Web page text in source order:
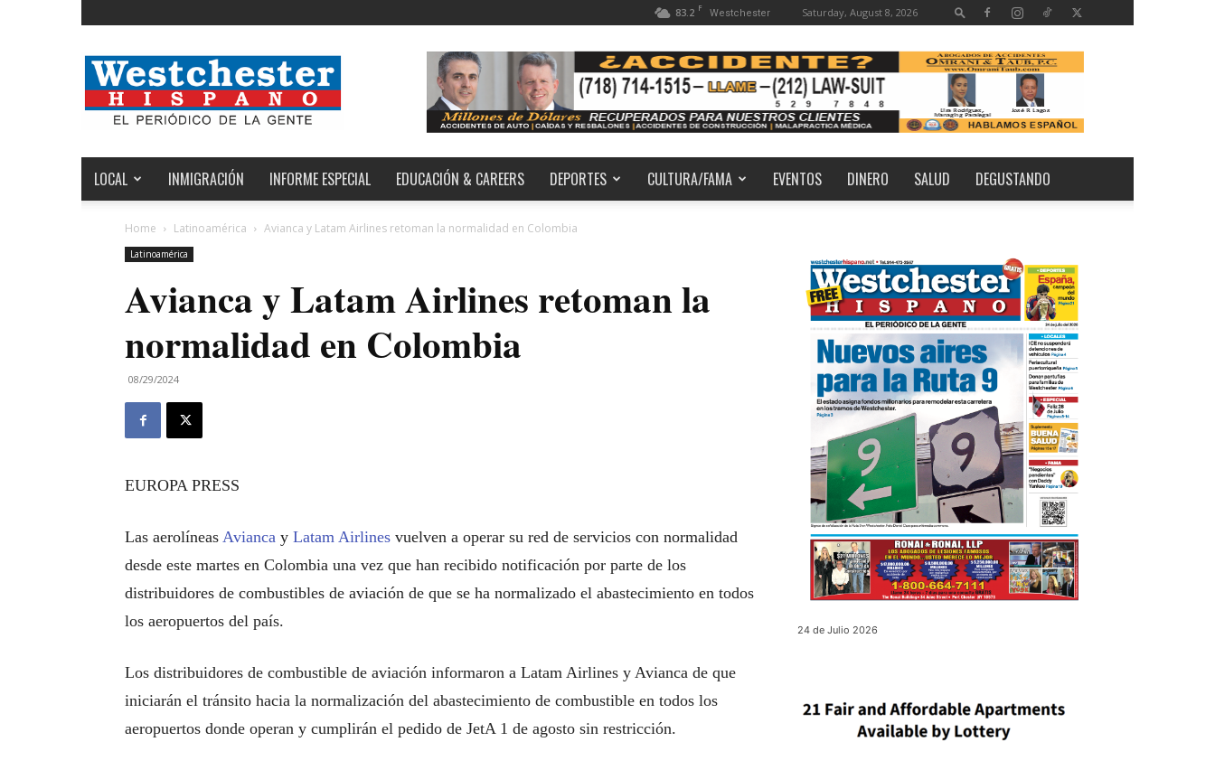
83.2 F Westchester Saturday, August 8, 2026
Noticias
de
Westchester,
Estados
y
el
Mundo
LOCAL INMIGRACIÓN INFORME ESPECIAL EDUCACIÓN & CAREERS DEPORTES CULTURA/FAMA EVENTOS DINERO SALUD DEGUSTANDO
Home Latinoamérica Avianca y Latam Airlines retoman la normalidad en Colombia
Latinoamérica
Avianca y Latam Airlines retoman la
normalidad en Colombia
08/29/2024
EUROPA PRESS
Las aerolíneas Avianca y Latam Airlines vuelven a operar su red de servicios con normalidad
desde este martes en Colombia una vez que han recibido notificación por parte de los
distribuidores de combustibles de aviación de que se ha normalizado el abastecimiento en todos
los aeropuertos del país.
Los distribuidores de combustible de aviación informaron a Latam Airlines y Avianca de que
iniciarán el tránsito hacia la normalización del abastecimiento de combustible en todos los
aeropuertos donde operan y cumplirán el pedido de JetA 1 de agosto sin restricción.
24 de Julio 2026